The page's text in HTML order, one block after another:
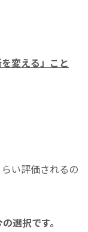
変える」こと
い評価されるの
選択です。